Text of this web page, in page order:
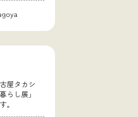
屋タカシ
らし展」
。